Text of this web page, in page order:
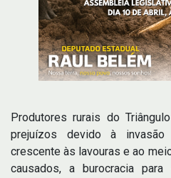
Produtores rurais do
prejuízos devido à
crescente às lavouras e ao
causados, a burocracia